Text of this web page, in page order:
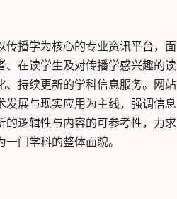
传播学为核心的专业资讯平台，面
、在读学生及对传播学感兴趣的读
、持续更新的学科信息服务。网站
发展与现实应用为主线，强调信息
的逻辑性与内容的可参考性，力求
一门学科的整体面貌。